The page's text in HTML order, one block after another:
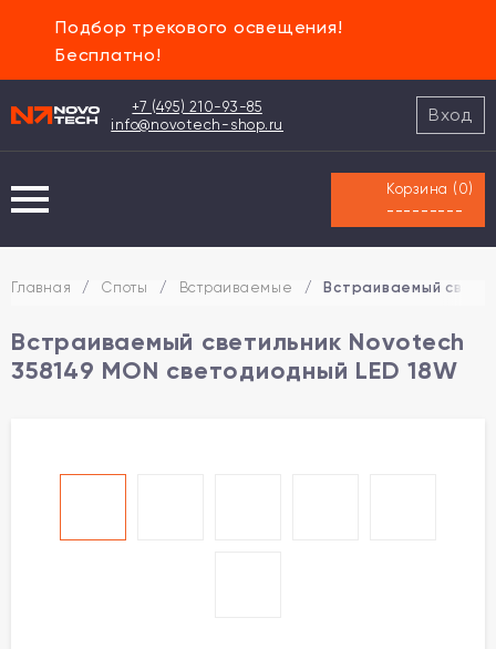
Подбор трекового освещения!
Бесплатно!
+7 (495) 210-93-85
info@novotech-shop.ru
Вход
Корзина ( 0)
---------
Главная / Споты / Встраиваемые / Встраиваемый
Встраиваемый светильник Novotech
358149 MON светодиодный LED 18W